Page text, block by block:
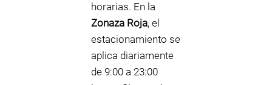
horarias. En la
Zonaza Roja, el
estacionamiento se
aplica diariamente
de 9:00 a 23:00